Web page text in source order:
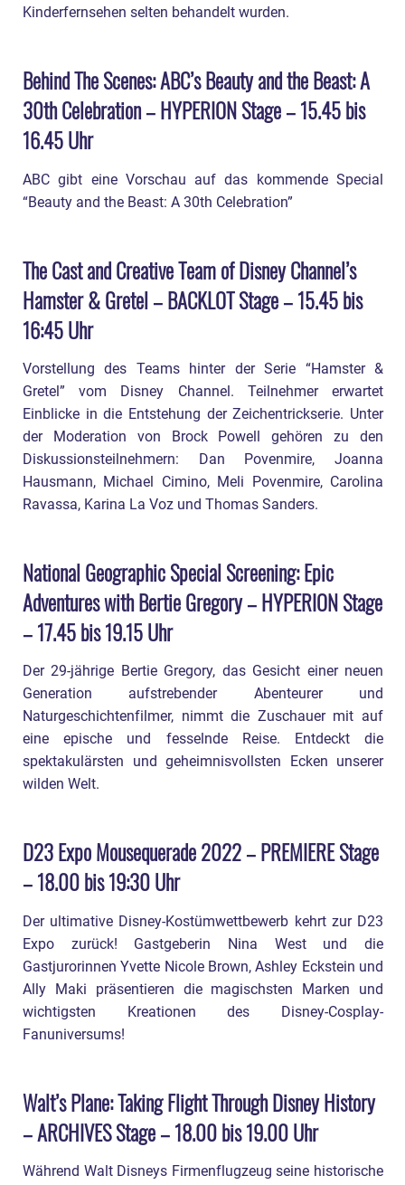
Kinderfernsehen selten behandelt wurden.
Behind The Scenes: ABC’s Beauty and the Beast: A
30th Celebration – HYPERION Stage – 15.45 bis
16.45 Uhr
ABC gibt eine Vorschau auf das kommende Special
“Beauty and the Beast: A 30th Celebration”
The Cast and Creative Team of Disney Channel’s
Hamster & Gretel – BACKLOT Stage – 15.45 bis
16:45 Uhr
Vorstellung des Teams hinter der Serie “Hamster &
Gretel” vom Disney Channel. Teilnehmer erwartet
Einblicke in die Entstehung der Zeichentrickserie. Unter
der Moderation von Brock Powell gehören zu den
Diskussionsteilnehmern: Dan Povenmire, Joanna
Hausmann, Michael Cimino, Meli Povenmire, Carolina
Ravassa, Karina La Voz und Thomas Sanders.
National Geographic Special Screening: Epic
Adventures with Bertie Gregory – HYPERION Stage
– 17.45 bis 19.15 Uhr
Der 29-jährige Bertie Gregory, das Gesicht einer neuen
Generation aufstrebender Abenteurer und
Naturgeschichtenfilmer, nimmt die Zuschauer mit auf
eine epische und fesselnde Reise. Entdeckt die
spektakulärsten und geheimnisvollsten Ecken unserer
wilden Welt.
D23 Expo Mousequerade 2022 – PREMIERE Stage
– 18.00 bis 19:30 Uhr
Der ultimative Disney-Kostümwettbewerb kehrt zur D23
Expo zurück! Gastgeberin Nina West und die
Gastjurorinnen Yvette Nicole Brown, Ashley Eckstein und
Ally Maki präsentieren die magischsten Marken und
wichtigsten Kreationen des Disney-Cosplay-
Fanuniversums!
Walt’s Plane: Taking Flight Through Disney History
– ARCHIVES Stage – 18.00 bis 19.00 Uhr
Während Walt Disneys Firmenflugzeug seine historische